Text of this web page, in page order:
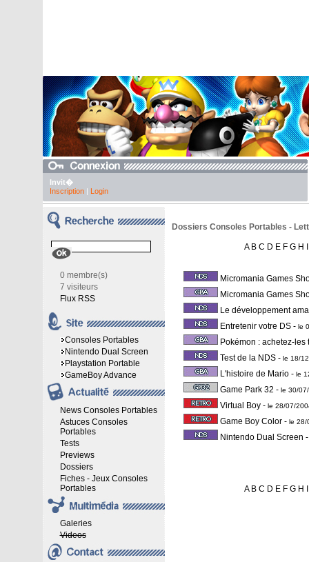
Invit�
Inscription| Login
0 membre(s)
7 visiteurs
Flux RSS
Consoles Portables
Nintendo Dual Screen
Playstation Portable
GameBoy Advance
News Consoles Portables
Astuces Consoles
Portables
Tests
Previews
Dossiers
Fiches - Jeux Consoles
Portables
Galeries
Videos
Dossiers Consoles Portables -
A B C D E F G H
Micromania Games
Micromania Games
Le développement
Entretenir votre DS - le
Pokémon : achetez-les
Test de la NDS - le 18/
L'histoire de Mario - le
Game Park 32 - le 30/
Virtual Boy - le 28/07/
Game Boy Color - le 28/
Nintendo Dual Screen
A B C D E F G H